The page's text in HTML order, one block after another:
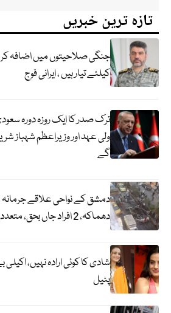
تازہ ترین خبریں
جنگی صلاحیتوں میں اضافہ
کیلئے تیار ہیں ، ایرانی فوج
ترک صدر کا ایک روزہ دورہ
ولی عہد اور وزیراعظم شہباز
گے
دمشق کے نواحی علاقے
دھماکہ، 2 افراد جاں بحق، متعدد زخمی
شادی کا کوئی ارادہ نہیں،
پٹیل